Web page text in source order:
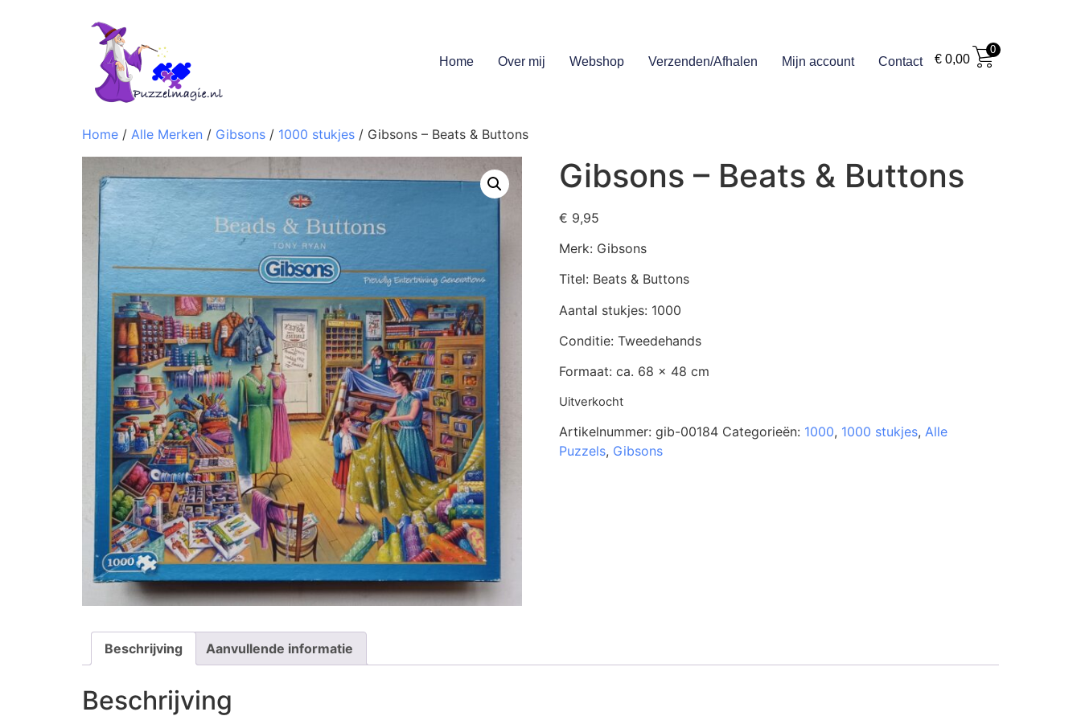
Home Over mij Webshop Verzenden/Afhalen Mijn account Contact €0,00
0
Home / Alle Merken / Gibsons / 1000 stukjes / Gibsons – Beats & Buttons
Gibsons – Beats & Buttons
€ 9,95
Merk: Gibsons
Titel: Beats & Buttons
Aantal stukjes: 1000
Conditie: Tweedehands
Formaat: ca. 68 x 48 cm
Uitverkocht
Artikelnummer: gib-00184 Categorieën: 1000, 1000 stukjes, Alle
Puzzels, Gibsons
Beschrijving Aanvullende informatie
Beschrijving